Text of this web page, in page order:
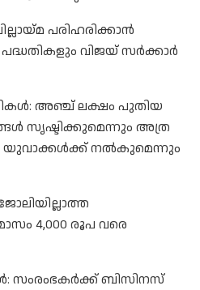
പരിഹരിക്കാൻ
പദ്ധതികളും വിജയ് സർക്കാർ
അഞ്ച് ലക്ഷം പുതിയ
സൃഷ്ടിക്കുമെന്നും അത്ര
യുവാക്കൾക്ക് നൽകുമെന്നും
4,000 രൂപ വരെ
ബിസിനസ്